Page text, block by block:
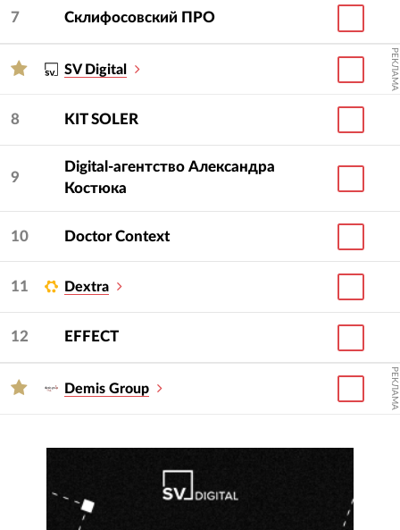
7 Склифосовский ПРО
SV Digital РЕКЛАМА
8 KIT SOLER
9
Digital-агентство Александра
Костюка
10 Doctor Context
11 Dextra
12 EFFECT
Demis Group РЕКЛАМА